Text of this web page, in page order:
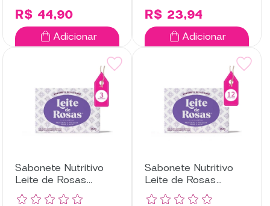
R$ 44,90
Adicionar
R$ 23,94
Adicionar
Sabonete Nutritivo
Leite de Rosas
Lavanda com 3
Sabonete Nutritivo
Leite de Rosas
Lavanda com 12